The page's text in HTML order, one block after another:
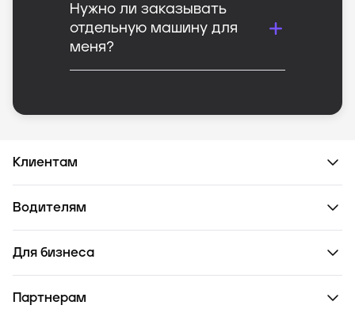
Нужно ли заказывать
отдельную машину для
меня?
Клиентам
Водителям
Для бизнеса
Партнерам